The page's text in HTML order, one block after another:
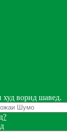
ворид шавед.